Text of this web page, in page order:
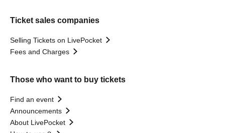
Ticket sales companies
Selling Tickets on LivePocket
Fees and Charges
Those who want to buy tickets
Find an event
Announcements
About LivePocket